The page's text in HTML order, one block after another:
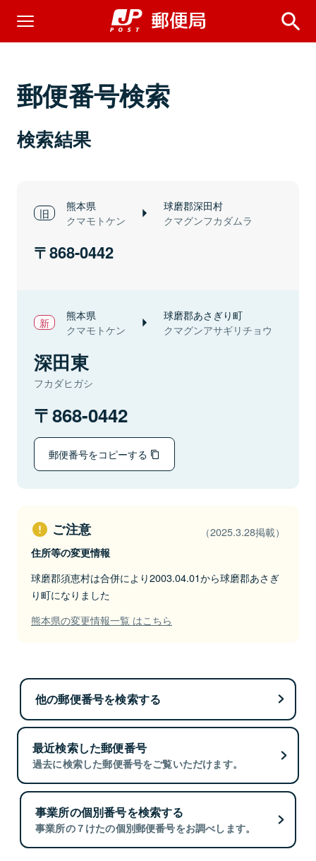
郵便番号検索
検索結果
熊本県
クマモトケン
球磨郡深田村
クマグンフカダムラ
868-0442
熊本県
クマモトケン
球磨郡あさぎり町
クマグンアサギリチョウ
深田東
フカダヒガシ
868-0442
郵便番号をコピーする
ご注意 （2025.3.28掲載）
住所等の変更情報
球磨郡須恵村は合併により2003.04.01から球磨郡あさぎ
り町になりました
熊本県の変更情報一覧 はこちら
他の郵便番号を検索する
最近検索した郵便番号
過去に検索した郵便番号をご覧いただけます。
事業所の個別番号を検索する
事業所の７けたの個別郵便番号をお調べします。